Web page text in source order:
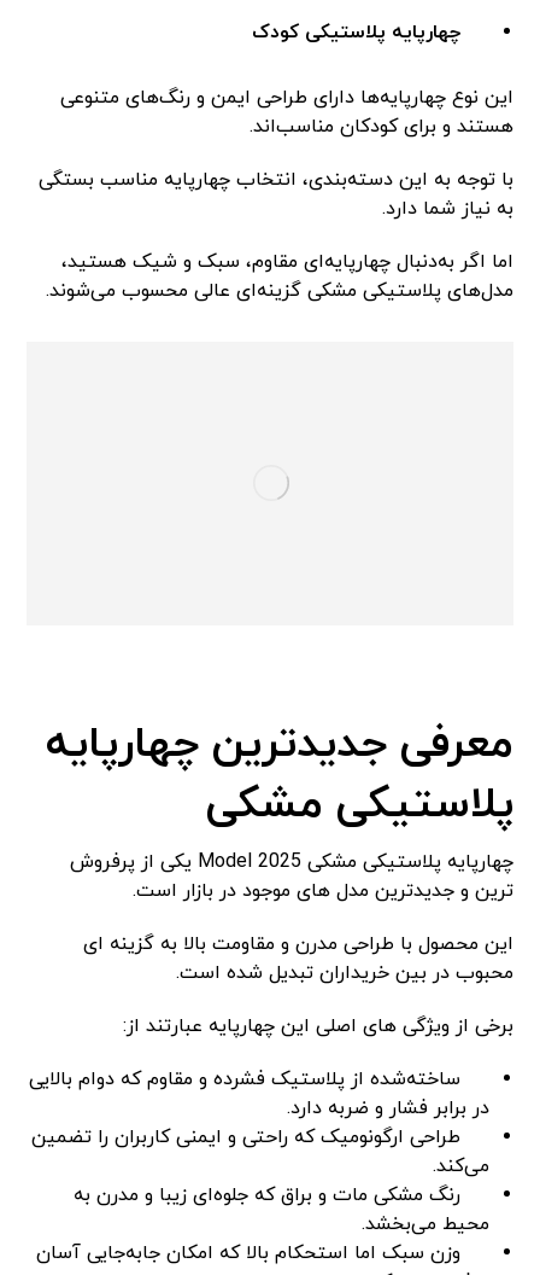
چهارپایه پلاستیکی کودک
این نوع چهارپایه‌ها دارای طراحی ایمن و رنگ‌های متنوعی
هستند و برای کودکان مناسب‌اند.
با توجه به این دسته‌بندی، انتخاب چهارپایه مناسب بستگی
به نیاز شما دارد.
اما اگر به‌دنبال چهارپایه‌ای مقاوم، سبک و شیک هستید،
مدل‌های پلاستیکی مشکی گزینه‌ای عالی محسوب می‌شوند.
معرفی جدیدترین چهارپایه
پلاستیکی مشکی
چهارپایه پلاستیکی مشکی Model 2025 یکی از پرفروش
ترین و جدیدترین مدل های موجود در بازار است.
این محصول با طراحی مدرن و مقاومت بالا به گزینه ای
محبوب در بین خریداران تبدیل شده است.
برخی از ویژگی های اصلی این چهارپایه عبارتند از:
ساخته‌شده از پلاستیک فشرده و مقاوم که دوام بالایی
در برابر فشار و ضربه دارد.
طراحی ارگونومیک که راحتی و ایمنی کاربران را تضمین
می‌کند.
رنگ مشکی مات و براق که جلوه‌ای زیبا و مدرن به
محیط می‌بخشد.
وزن سبک اما استحکام بالا که امکان جابه‌جایی آسان